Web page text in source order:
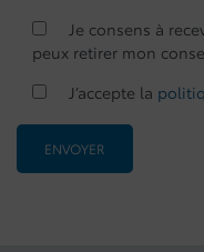
Je consens à
peux retirer mon
J’accepte la